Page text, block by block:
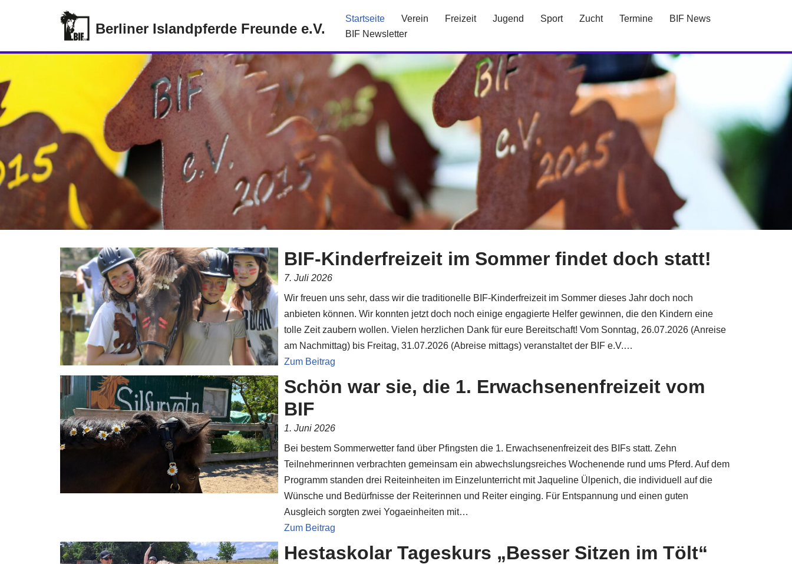
Berliner Islandpferde Freunde e.V.
Startseite Verein Freizeit Jugend Sport Zucht Termine
BIF News
BIF Newsletter
BIF-Kinderfreizeit im Sommer findet doch statt!
7. Juli 2026
Wir freuen uns sehr, dass wir die traditionelle BIF-Kinderfreizeit im Sommer dieses Jahr doch noch
anbieten können. Wir konnten jetzt doch noch einige engagierte Helfer gewinnen, die den Kindern eine
tolle Zeit zaubern wollen. Vielen herzlichen Dank für eure Bereitschaft! Vom Sonntag, 26.07.2026 (Anreise
am Nachmittag) bis Freitag, 31.07.2026 (Abreise mittags) veranstaltet der BIF e.V.…
Zum Beitrag
Schön war sie, die 1. Erwachsenenfreizeit vom
BIF
1. Juni 2026
Bei bestem Sommerwetter fand über Pfingsten die 1. Erwachsenenfreizeit des BIFs statt. Zehn
Teilnehmerinnen verbrachten gemeinsam ein abwechslungsreiches Wochenende rund ums Pferd. Auf dem
Programm standen drei Reiteinheiten im Einzelunterricht mit Jaqueline Ülpenich, die individuell auf die
Wünsche und Bedürfnisse der Reiterinnen und Reiter einging. Für Entspannung und einen guten
Ausgleich sorgten zwei Yogaeinheiten mit…
Zum Beitrag
Hestaskolar Tageskurs „Besser Sitzen im Tölt“